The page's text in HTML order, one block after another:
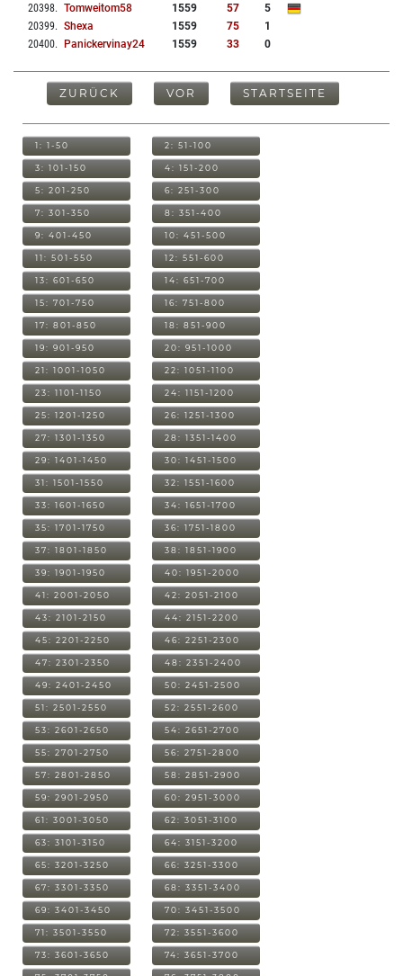
20398. Tomweitom58 1559 57
5
20399. Shexa 1559 75
1
20400. Panickervinay24 1559 33 0
ZURÜCK VOR STARTSEITE
1: 1-50 2: 51-100
3: 101-150 4: 151-200
5: 201-250 6: 251-300
7: 301-350 8: 351-400
9: 401-450 10: 451-500
11: 501-550 12: 551-600
13: 601-650 14: 651-700
15: 701-750 16: 751-800
17: 801-850 18: 851-900
19: 901-950 20: 951-1000
21: 1001-1050 22: 1051-1100
23: 1101-1150 24: 1151-1200
25: 1201-1250 26: 1251-1300
27: 1301-1350 28: 1351-1400
29: 1401-1450 30: 1451-1500
31: 1501-1550 32: 1551-1600
33: 1601-1650 34: 1651-1700
35: 1701-1750 36: 1751-1800
37: 1801-1850 38: 1851-1900
39: 1901-1950 40: 1951-2000
41: 2001-2050 42: 2051-2100
43: 2101-2150 44: 2151-2200
45: 2201-2250 46: 2251-2300
47: 2301-2350 48: 2351-2400
49: 2401-2450 50: 2451-2500
51: 2501-2550 52: 2551-2600
53: 2601-2650 54: 2651-2700
55: 2701-2750 56: 2751-2800
57: 2801-2850 58: 2851-2900
59: 2901-2950 60: 2951-3000
61: 3001-3050 62: 3051-3100
63: 3101-3150 64: 3151-3200
65: 3201-3250 66: 3251-3300
67: 3301-3350 68: 3351-3400
69: 3401-3450 70: 3451-3500
71: 3501-3550 72: 3551-3600
73: 3601-3650 74: 3651-3700